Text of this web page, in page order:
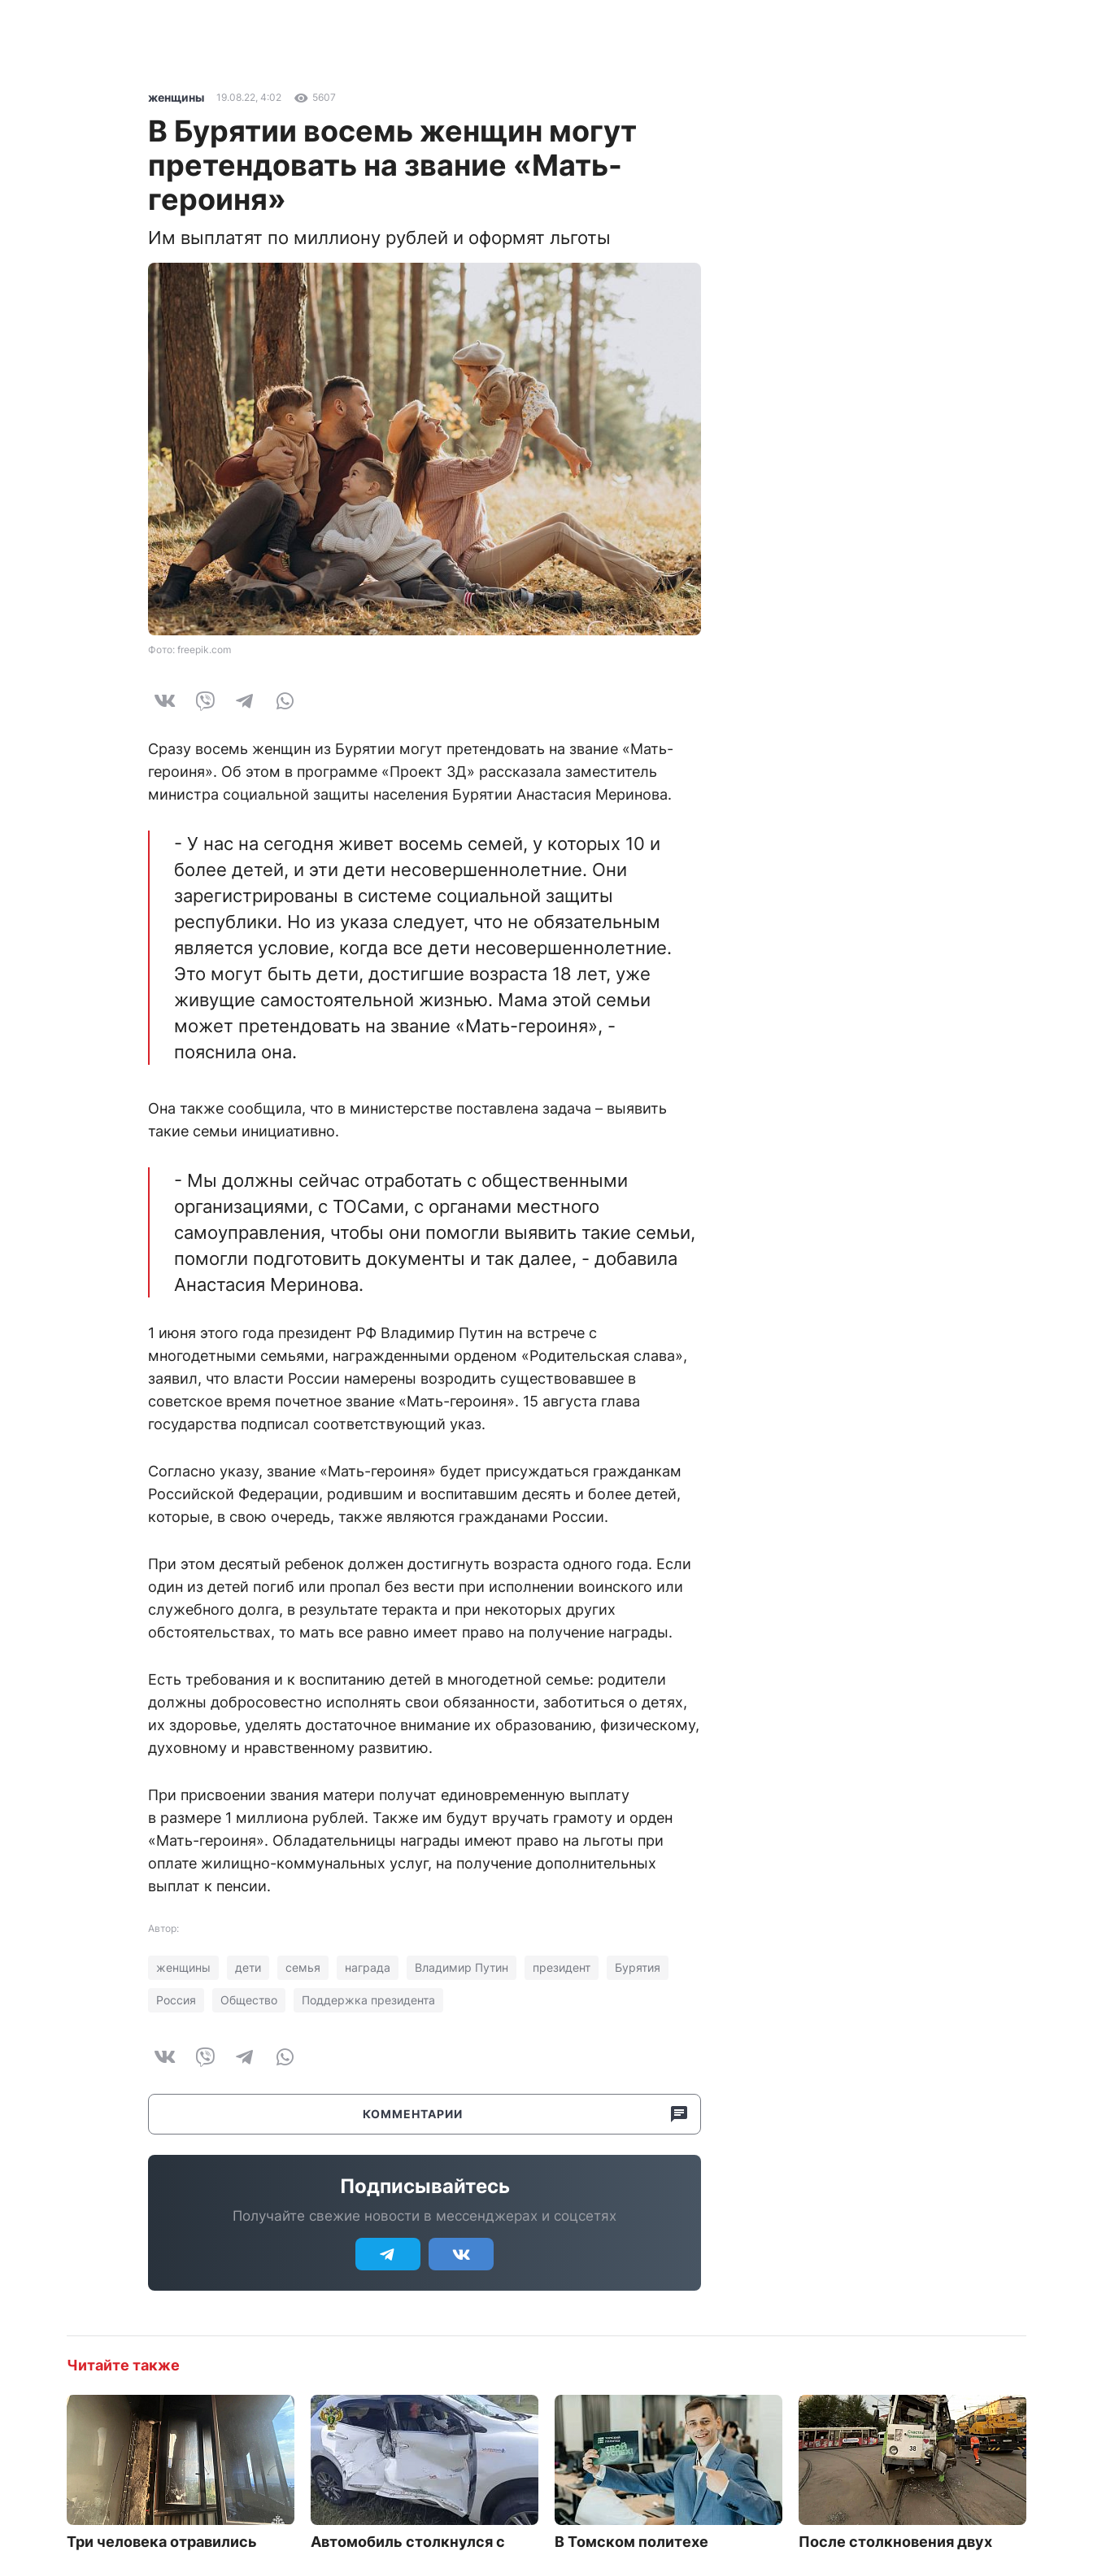
женщины 19.08.22, 4:02 5607
В Бурятии восемь женщин могут
претендовать на звание «Мать-
героиня»
Им выплатят по миллиону рублей и оформят льготы
Фото: freepik.com
Сразу восемь женщин из Бурятии могут претендовать на звание «Мать-
героиня». Об этом в программе «Проект 3Д» рассказала заместитель
министра социальной защиты населения Бурятии Анастасия Меринова.
- У нас на сегодня живет восемь семей, у которых 10 и
более детей, и эти дети несовершеннолетние. Они
зарегистрированы в системе социальной защиты
республики. Но из указа следует, что не обязательным
является условие, когда все дети несовершеннолетние.
Это могут быть дети, достигшие возраста 18 лет, уже
живущие самостоятельной жизнью. Мама этой семьи
может претендовать на звание «Мать-героиня», -
пояснила она.
Она также сообщила, что в министерстве поставлена задача – выявить
такие семьи инициативно.
- Мы должны сейчас отработать с общественными
организациями, с ТОСами, с органами местного
самоуправления, чтобы они помогли выявить такие семьи,
помогли подготовить документы и так далее, - добавила
Анастасия Меринова.
1 июня этого года президент РФ Владимир Путин на встрече с
многодетными семьями, награжденными орденом «Родительская слава»,
заявил, что власти России намерены возродить существовавшее в
советское время почетное звание «Мать-героиня». 15 августа глава
государства подписал соответствующий указ.
Согласно указу, звание «Мать-героиня» будет присуждаться гражданкам
Российской Федерации, родившим и воспитавшим десять и более детей,
которые, в свою очередь, также являются гражданами России.
При этом десятый ребенок должен достигнуть возраста одного года. Если
один из детей погиб или пропал без вести при исполнении воинского или
служебного долга, в результате теракта и при некоторых других
обстоятельствах, то мать все равно имеет право на получение награды.
Есть требования и к воспитанию детей в многодетной семье: родители
должны добросовестно исполнять свои обязанности, заботиться о детях,
их здоровье, уделять достаточное внимание их образованию, физическому,
духовному и нравственному развитию.
При присвоении звания матери получат единовременную выплату
в размере 1 миллиона рублей. Также им будут вручать грамоту и орден
«Мать-героиня». Обладательницы награды имеют право на льготы при
оплате жилищно-коммунальных услуг, на получение дополнительных
выплат к пенсии.
Автор:
женщины дети семья награда Владимир Путин президент Бурятия
Россия Общество Поддержка президента
КОММЕНТАРИИ
Подписывайтесь
Получайте свежие новости в мессенджерах и соцсетях
Читайте также
Три человека отравились Автомобиль столкнулся с В Томском политехе После столкновения двух